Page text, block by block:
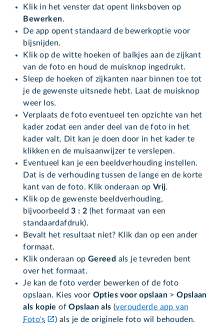
Klik in het venster dat opent linksboven op
Bewerken.
De app opent standaard de bewerkoptie voor
bijsnijden.
Klik op de witte hoeken of balkjes aan de zijkant
van de foto en houd de muisknop ingedrukt.
Sleep de hoeken of zijkanten naar binnen toe tot
je de gewenste uitsnede hebt. Laat de muisknop
weer los.
Verplaats de foto eventueel ten opzichte van het
kader zodat een ander deel van de foto in het
kader valt. Dit kan je doen door in het kader te
klikken en de muisaanwijzer te verslepen.
Eventueel kan je een beeldverhouding instellen.
Dat is de verhouding tussen de lange en de korte
kant van de foto. Klik onderaan op Vrij.
Klik op de gewenste beeldverhouding,
bijvoorbeeld3 : 2 (het formaat van een
standaardafdruk).
Bevalt het resultaat niet? Klik dan op een ander
formaat.
Klik onderaan op Gereed als je tevreden bent
over het formaat.
Je kan de foto verder bewerken of de foto
opslaan. Kies voor Opties voor opslaan>Opslaan
als kopie ofOpslaan als (verouderde app van
Foto's
) als je de originele foto wil behouden.